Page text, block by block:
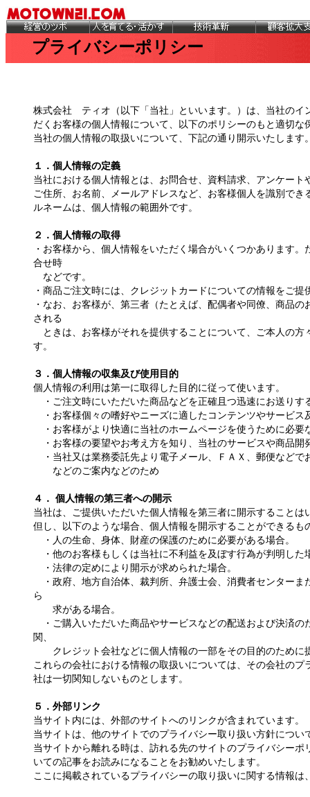
プライバシーポリシー
株式会社 ティオ（以下「当社」といいます。）は、当社のイ
だくお客様の個人情報について、以下のポリシーのもと適切な
当社の個人情報の取扱いについて、下記の通り開示いたします
１．個人情報の定義
当社における個人情報とは、お問合せ、資料請求、アンケー
ご住所、お名前、メールアドレスなど、お客様個人を識別で
ルネームは、個人情報の範囲外です。
２．個人情報の取得
・お客様から、個人情報をいただく場合がいくつかあります
合せ時
などです。
・商品ご注文時には、クレジットカードについての情報をご
・なお、お客様が、第三者（たとえば、配偶者や同僚、商品
される
ときは、お客様がそれを提供することについて、ご本人の方
す。
３．個人情報の収集及び使用目的
個人情報の利用は第一に取得した目的に従って使います。
・ご注文時にいただいた商品などを正確且つ迅速にお送りす
・お客様個々の嗜好やニーズに適したコンテンツやサービス
・お客様がより快適に当社のホームページを使うために必要
・お客様の要望やお考え方を知り、当社のサービスや商品開
・当社又は業務委託先より電子メール、ＦＡＸ、郵便などで
などのご案内などのため
４． 個人情報の第三者への開示
当社は、ご提供いただいた個人情報を第三者に開示することは
但し、以下のような場合、個人情報を開示することができるも
・人の生命、身体、財産の保護のために必要がある場合。
・他のお客様もしくは当社に不利益を及ぼす行為が判明した
・法律の定めにより開示が求められた場合。
・政府、地方自治体、裁判所、弁護士会、消費者センター
ら
求がある場合。
・ご購入いただいた商品やサービスなどの配送および決済
関、
クレジット会社などに個人情報の一部をその目的のために
これらの会社における情報の取扱いについては、その会社の
社は一切関知しないものとします。
５．外部リンク
当サイト内には、外部のサイトへのリンクが含まれています。
当サイトは、他のサイトでのプライバシー取り扱い方針につい
当サイトから離れる時は、訪れる先のサイトのプライバシー
いての記事をお読みになることをお勧めいたします。
ここに掲載されているプライバシーの取り扱いに関する情報